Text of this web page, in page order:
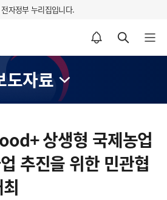
자정부 누리집입니다.
알림설정 바로가기 검색 바로가기 메뉴 열기
도자료
상생형 국제농업
추진을 위한 민관협